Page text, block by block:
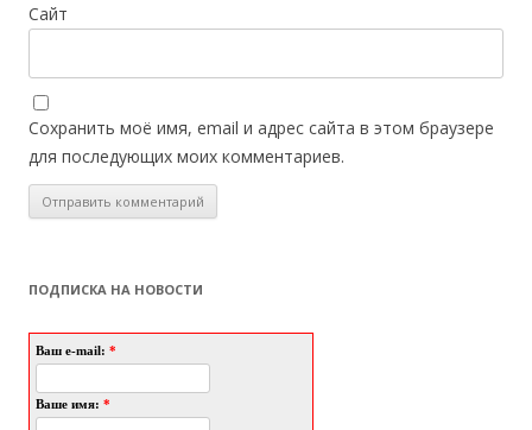
Сайт
Сохранить моё имя, email и адрес сайта в этом браузере
для последующих моих комментариев.
ПОДПИСКА НА НОВОСТИ
Ваш e-mail: *
Ваше имя: *